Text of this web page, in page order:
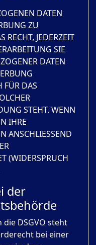
DATEN
ZU
RECHT, JEDERZEIT
SIE
DATEN
FÜR DAS
STEHT. WENN
IHRE
ANSCHLIESSEND
(WIDERSPRUCH
der
DSGVO steht
bei einer